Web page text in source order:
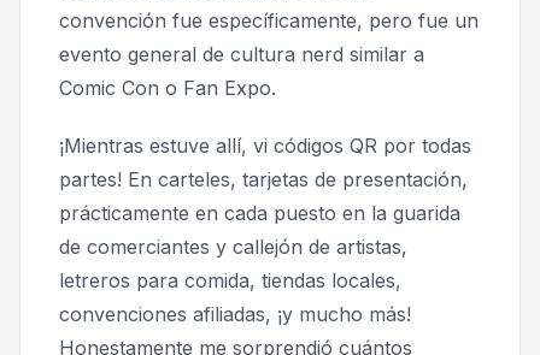
convención fue específicamente, pero fue un
evento general de cultura nerd similar a
Comic Con o Fan Expo.
¡Mientras estuve allí, vi códigos QR por todas
partes! En carteles, tarjetas de presentación,
prácticamente en cada puesto en la guarida
de comerciantes y callejón de artistas,
letreros para comida, tiendas locales,
convenciones afiliadas, ¡y mucho más!
Honestamente me sorprendió cuántos